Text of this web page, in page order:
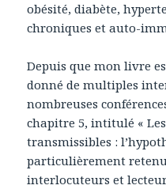
obésité, diabète,
chroniques et auto-
Depuis que mon livre
donné de multiples
nombreuses
chapitre 5, intitulé «
transmissibles :
particulièrement
interlocuteurs et